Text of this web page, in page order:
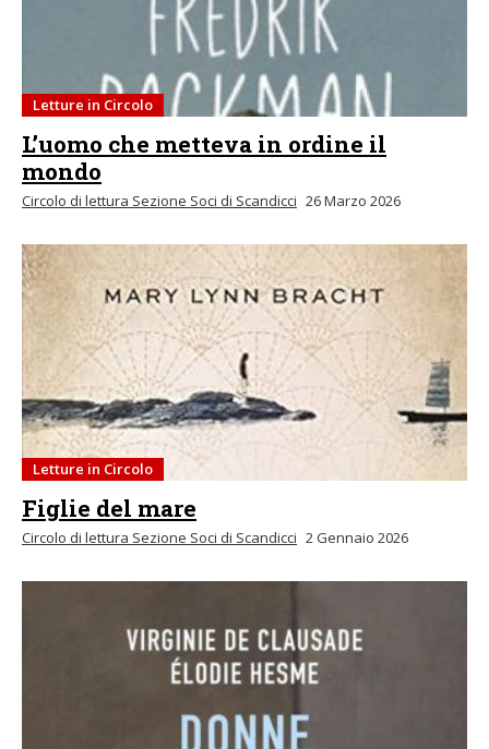
Letture in Circolo
L’uomo che metteva in ordine il
mondo
Circolo di lettura Sezione Soci di Scandicci 26 Marzo 2026
Letture in Circolo
Figlie del mare
Circolo di lettura Sezione Soci di Scandicci 2 Gennaio 2026